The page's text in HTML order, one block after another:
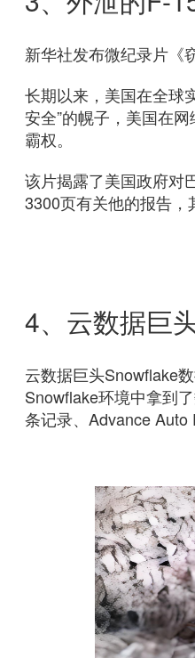
新华社发布微纪录片
长期以来，美国在全球
安全”的幌子，美国在
霸权。
该片揭露了美国政府对
3300页有关他的报告
4、云数据巨
云数据巨头Snowflake
Snowflake环境中拿到
条记录、Advance